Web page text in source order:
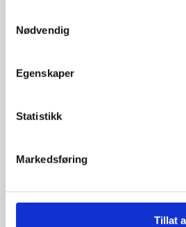
Nødvendig
Egenskaper
Statistikk
Markedsføring
Tillat
.com
Sjekk omdømmet til
nettbutikken? Er det
adresser,